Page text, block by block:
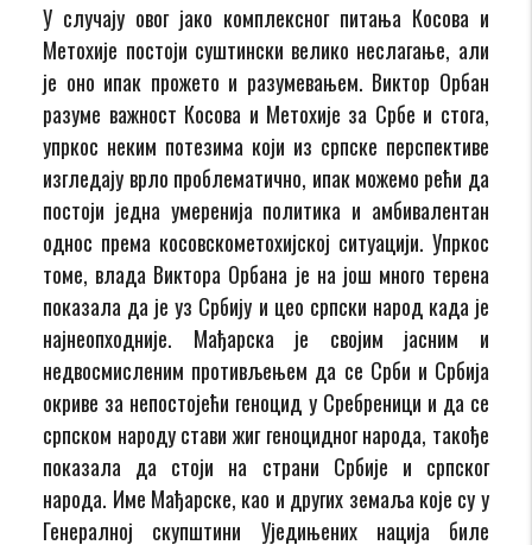
У случају овог јако комплексног питања Косова и
Метохије постоји суштински велико неслагање, али
је оно ипак прожето и разумевањем. Виктор Орбан
разуме важност Косова и Метохије за Србе и стога,
упркос неким потезима који из српске перспективе
изгледају врло проблематично, ипак можемо рећи да
постоји једна умеренија политика и амбивалентан
однос према косовскометохијској ситуацији. Упркос
томе, влада Виктора Орбана је на још много терена
показала да је уз Србију и цео српски народ када је
најнеопходније. Мађарска је својим јасним и
недвосмисленим противљењем да се Срби и Србија
окриве за непостојећи геноцид у Сребреници и да се
српском народу стави жиг геноцидног народа, такође
показала да стоји на страни Србије и српског
народа. Име Мађарске, као и других земаља које су у
Генералној скупштини Уједињених нација биле